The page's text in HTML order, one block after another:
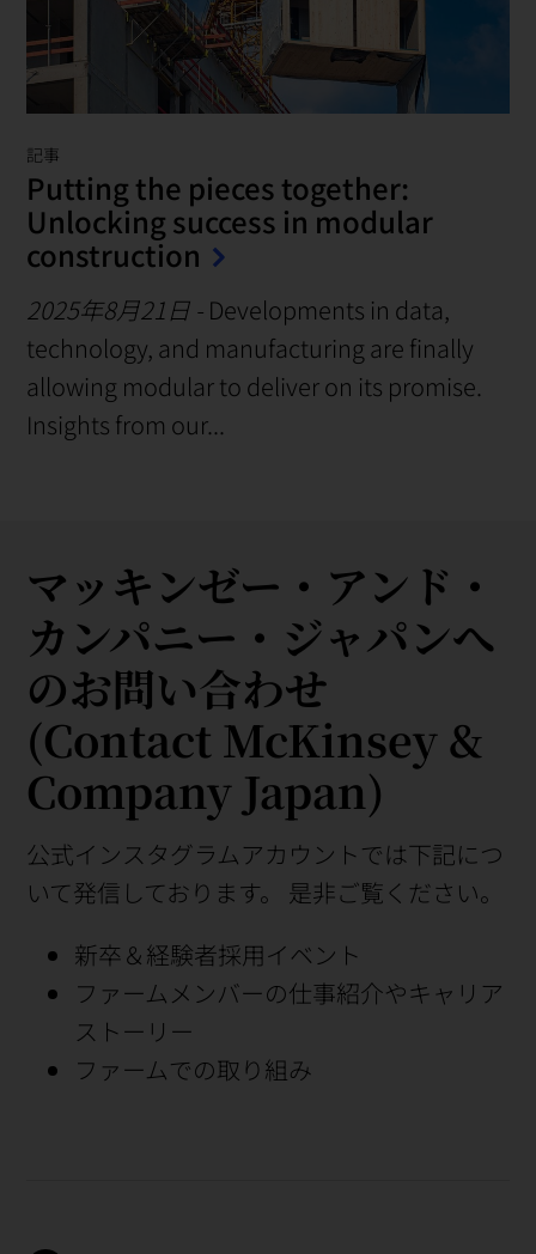
記事
Putting the pieces together:
Unlocking success in modular
construction
2025年8月21日 - Developments in data,
technology, and manufacturing are finally
allowing modular to deliver on its promise.
Insights from our...
マッキンゼー・アンド・
カンパニー・ジャパンへ
のお問い合わせ
(Contact McKinsey &
Company Japan)
公式インスタグラムアカウントでは下記につ
いて発信しております。 是非ご覧ください。
新卒＆経験者採用イベント
ファームメンバーの仕事紹介やキャリア
ストーリー
ファームでの取り組み